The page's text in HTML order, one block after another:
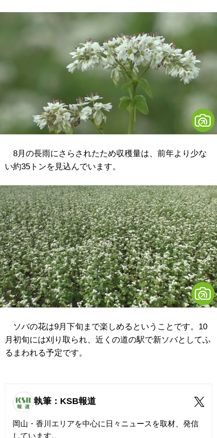
8月の長雨にさらされたため収穫量は、前年より少な
い約35トンを見込んでいます。
ソバの花は9月下旬まで楽しめるということです。10
月初旬には刈り取られ、近くの道の駅で新ソバとしてふ
るまわれる予定です。
執筆：KSB報道
岡山・香川エリアを中心に日々ニュースを取材、発信
しています。